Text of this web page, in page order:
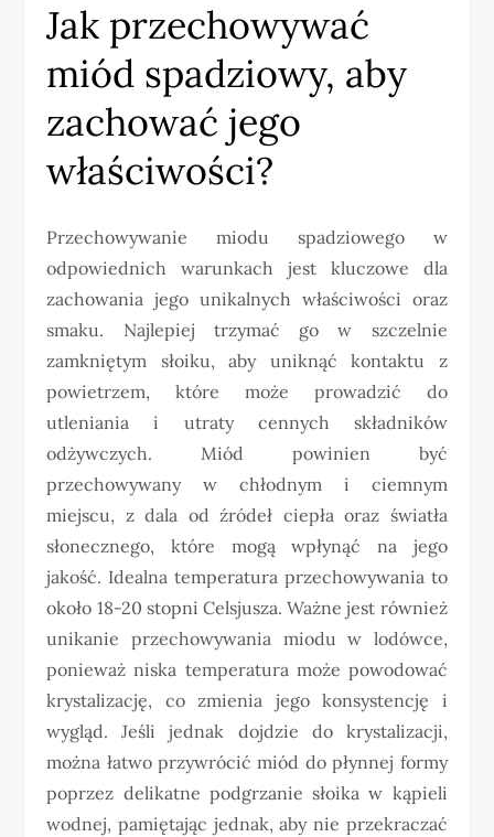
Jak przechowywać
miód spadziowy, aby
zachować jego
właściwości?
Przechowywanie miodu spadziowego w
odpowiednich warunkach jest kluczowe dla
zachowania jego unikalnych właściwości oraz
smaku. Najlepiej trzymać go w szczelnie
zamkniętym słoiku, aby uniknąć kontaktu z
powietrzem, które może prowadzić do
utleniania i utraty cennych składników
odżywczych. Miód powinien być
przechowywany w chłodnym i ciemnym
miejscu, z dala od źródeł ciepła oraz światła
słonecznego, które mogą wpłynąć na jego
jakość. Idealna temperatura przechowywania to
około 18-20 stopni Celsjusza. Ważne jest również
unikanie przechowywania miodu w lodówce,
ponieważ niska temperatura może powodować
krystalizację, co zmienia jego konsystencję i
wygląd. Jeśli jednak dojdzie do krystalizacji,
można łatwo przywrócić miód do płynnej formy
poprzez delikatne podgrzanie słoika w kąpieli
wodnej, pamiętając jednak, aby nie przekraczać